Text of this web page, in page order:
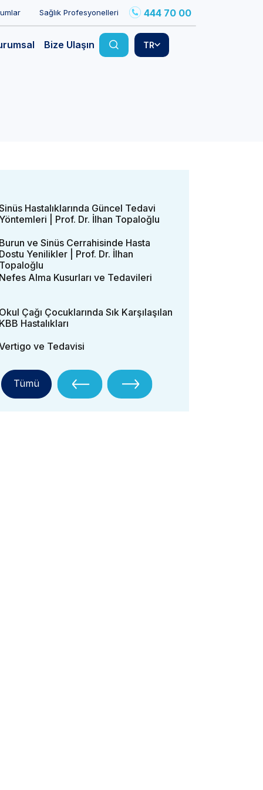
Sağlık Profesyonelleri 444 70 00
Bize Ulaşın TR
Hastalıklarında Güncel Tedavi
Yöntemleri | Prof. Dr. İlhan Topaloğlu
Burun ve Sinüs Cerrahisinde Hasta
Dostu Yenilikler | Prof. Dr. İlhan
Topaloğlu
Nefes Alma Kusurları ve Tedavileri
Okul Çağı Çocuklarında Sık Karşılaşılan
KBB Hastalıkları
ve Tedavisi
Tümü